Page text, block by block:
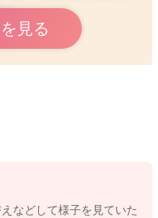
ね。
ですね。
見る
などして様子を見ていた